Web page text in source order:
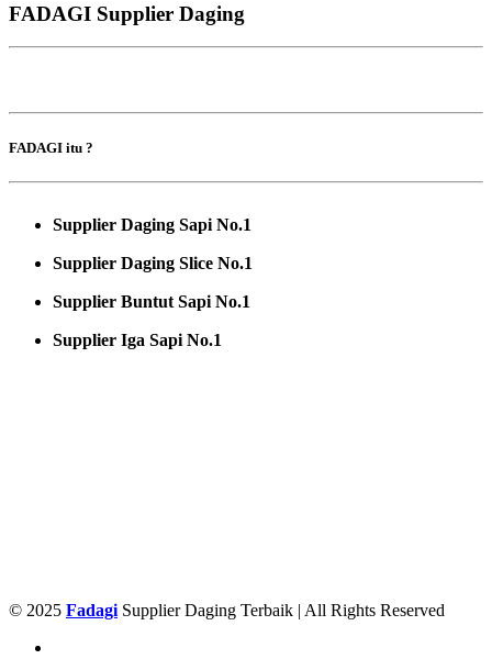
FADAGI Supplier Daging
FADAGI itu ?
Supplier Daging Sapi No.1
Supplier Daging Slice No.1
Supplier Buntut Sapi No.1
Supplier Iga Sapi No.1
© 2025 Fadagi Supplier Daging Terbaik | All Rights Reserved